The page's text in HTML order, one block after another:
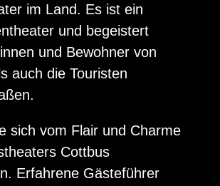
im Land. Es ist ein
und begeistert
und Bewohner von
auch die Touristen
sich vom Flair und Charme
Cottbus
Erfahrene Gästeführer